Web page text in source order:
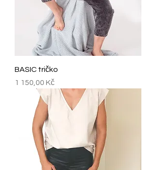
BASIC tričko
Cena
1 150,00 Kč